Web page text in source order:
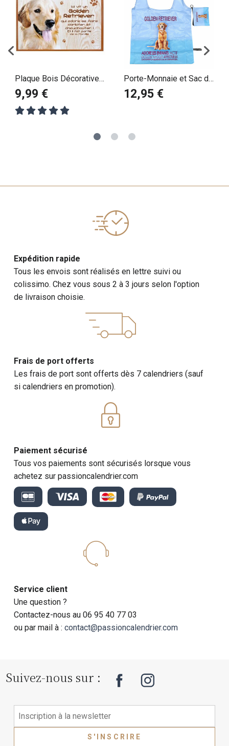
Plaque Bois Décorative
Golden Retriever
9,99 €
Porte-Monnaie et Sac de
Courses Pliable Golden
12,95 €
Expédition rapide
Tous les envois sont réalisés en lettre suivi ou
colissimo. Chez vous sous 2 à 3 jours selon l'option
de livraison choisie.
Frais de port offerts
Les frais de port sont offerts dès 7 calendriers (sauf
si calendriers en promotion).
Paiement sécurisé
Tous vos paiements sont sécurisés lorsque vous
achetez sur passioncalendrier.com
Service client
Une question ?
Contactez-nous au 06 95 40 77 03
ou par mail à :contact@passioncalendrier.com
Suivez-nous sur :
S'INSCRIRE